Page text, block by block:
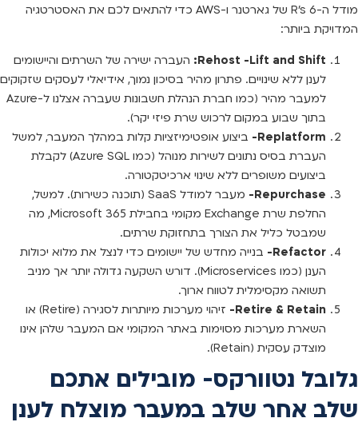
מודל ה-6 R’s של גארטנר ו-AWS כדי להתאים לכם את האסטרטגיה
המדויקת ביותר:
Rehost -Lift and Shift: העברה ישירה של השרתים והיישומים
לענן ללא שינויים. פתרון מהיר בסיכון נמוך, אידיאלי לעסקים שזקוקים
למעבר מהיר (כמו חברת הנהלת חשבונות שעברה אצלנו ל-Azure
בתוך שבוע במקום לרכוש שרת פיזי יקר).
Replatform-
ביצוע אופטימיזציות קלות במהלך המעבר, למשל
העברת בסיס נתונים לשירות מנוהל (כמו Azure SQL) לקבלת
ביצועים משופרים ללא שינוי ארכיטקטורה.
Repurchase-
מעבר למודל SaaS (תוכנה כשירות). למשל,
החלפת שרת Exchange מקומי בחבילת Microsoft 365, מה
שמבטל כליל את הצורך בתחזוקת שרתים.
Refactor-
בנייה מחדש של יישומים כדי לנצל את מלוא יכולות
הענן (כמו Microservices). דורש השקעה גדולה יותר אך מניב
תשואה מקסימלית לטווח ארוך.
Retire & Retain-
זיהוי מערכות מיותרות לסגירה (Retire) או
השארת מערכות מסוימות באתר המקומי אם המעבר שלהן אינו
מוצדק עסקית (Retain).
גלובל נטוורקס- מובילים אתכם
שלב אחר שלב במעבר מוצלח לענן